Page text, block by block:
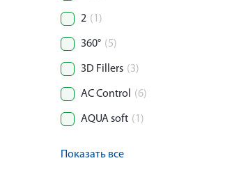
2 (1)
360° (5)
3D Fillers (3)
AC Control (6)
AQUA soft (1)
Показать все